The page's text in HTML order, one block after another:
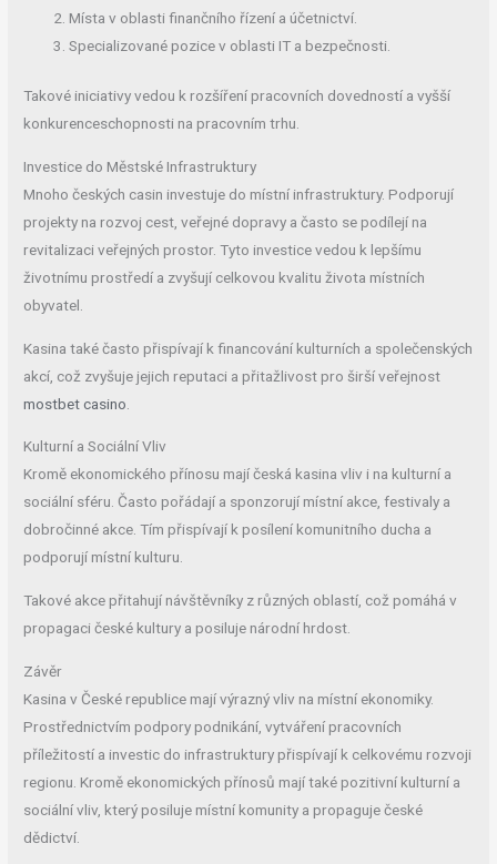
Místa v oblasti finančního řízení a účetnictví.
Specializované pozice v oblasti IT a bezpečnosti.
Takové iniciativy vedou k rozšíření pracovních dovedností a vyšší
konkurenceschopnosti na pracovním trhu.
Investice do Městské Infrastruktury
Mnoho českých casin investuje do místní infrastruktury. Podporují
projekty na rozvoj cest, veřejné dopravy a často se podílejí na
revitalizaci veřejných prostor. Tyto investice vedou k lepšímu
životnímu prostředí a zvyšují celkovou kvalitu života místních
obyvatel.
Kasina také často přispívají k financování kulturních a společenských
akcí, což zvyšuje jejich reputaci a přitažlivost pro širší veřejnost
mostbet casino
Kulturní a Sociální Vliv
Kromě ekonomického přínosu mají česká kasina vliv i na kulturní a
sociální sféru. Často pořádají a sponzorují místní akce, festivaly a
dobročinné akce. Tím přispívají k posílení komunitního ducha a
podporují místní kulturu.
Takové akce přitahují návštěvníky z různých oblastí, což pomáhá v
propagaci české kultury a posiluje národní hrdost.
Závěr
Kasina v České republice mají výrazný vliv na místní ekonomiky.
Prostřednictvím podpory podnikání, vytváření pracovních
příležitostí a investic do infrastruktury přispívají k celkovému rozvoji
regionu. Kromě ekonomických přínosů mají také pozitivní kulturní a
sociální vliv, který posiluje místní komunity a propaguje české
dědictví.